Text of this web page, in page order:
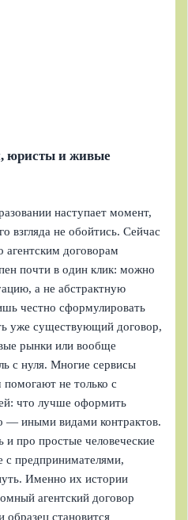
юристы и живые
наступает момент,
взгляда не обойтись. Сейчас
агентским договорам
почти в один клик: можно
а не абстрактную
честно сформулировать
уже существующий договор,
рынки или вообще
с нуля. Многие сервисы
помогают не только с
что лучше оформить
— иными видами контрактов.
и про простые человеческие
с предпринимателями,
Именно их истории
агентский договор
становится